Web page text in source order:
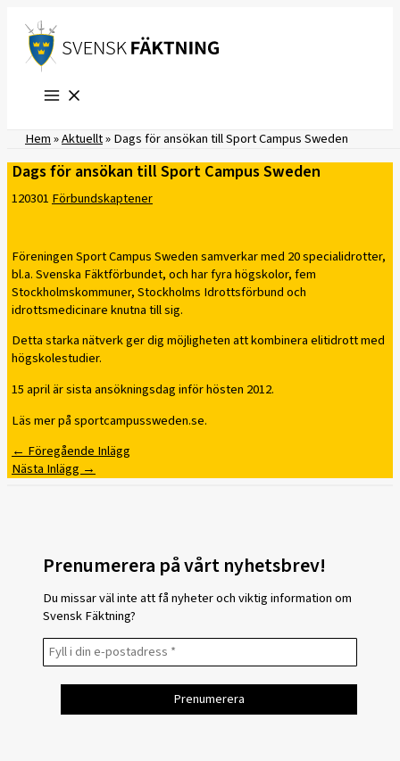
innehåll
Hem»Aktuellt»Dags för ansökan till Sport Campus Sweden
Dags för ansökan till Sport Campus Sweden
120301Förbundskaptener
Föreningen Sport Campus Sweden samverkar med 20 specialidrotter,
bl.a. Svenska Fäktförbundet, och har fyra högskolor, fem
Stockholmskommuner, Stockholms Idrottsförbund och
idrottsmedicinare knutna till sig.
Detta starka nätverk ger dig möjligheten att kombinera elitidrott med
högskolestudier.
15 april är sista ansökningsdag inför hösten 2012.
Läs mer på sportcampussweden.se.
← Föregående Inlägg
Nästa Inlägg →
Prenumerera på vårt nyhetsbrev!
Du missar väl inte att få nyheter och viktig information om
Svensk Fäktning?